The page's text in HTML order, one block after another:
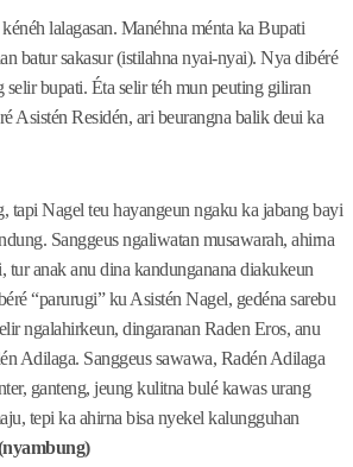
lalagasan. Manéhna ménta ka Bupati
batur sakasur (istilahna nyai-nyai). Nya dibéré
selir bupati. Éta selir téh mun peuting giliran
Asistén Residén, ari beurangna balik deui ka
tapi Nagel teu hayangeun ngaku ka jabang bayi
Sanggeus ngaliwatan musawarah, ahirna
tur anak anu dina kandunganana diakukeun
“parurugi” ku Asistén Nagel, gedéna sarebu
ngalahirkeun, dingaranan Raden Eros, anu
Adilaga. Sanggeus sawawa, Radén Adilaga
ganteng, jeung kulitna bulé kawas urang
tepi ka ahirna bisa nyekel kalungguhan